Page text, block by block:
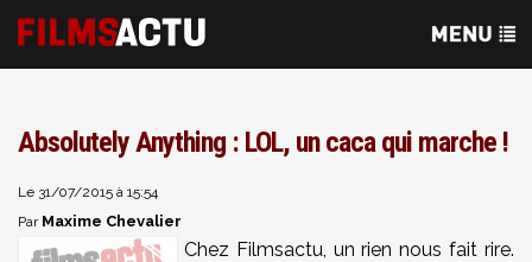
Absolutely Anything : LOL, un caca qui marche !
Le 31/07/2015 à 15:54
Par Maxime Chevalier
Chez Filmsactu, un rien nous fait rire.